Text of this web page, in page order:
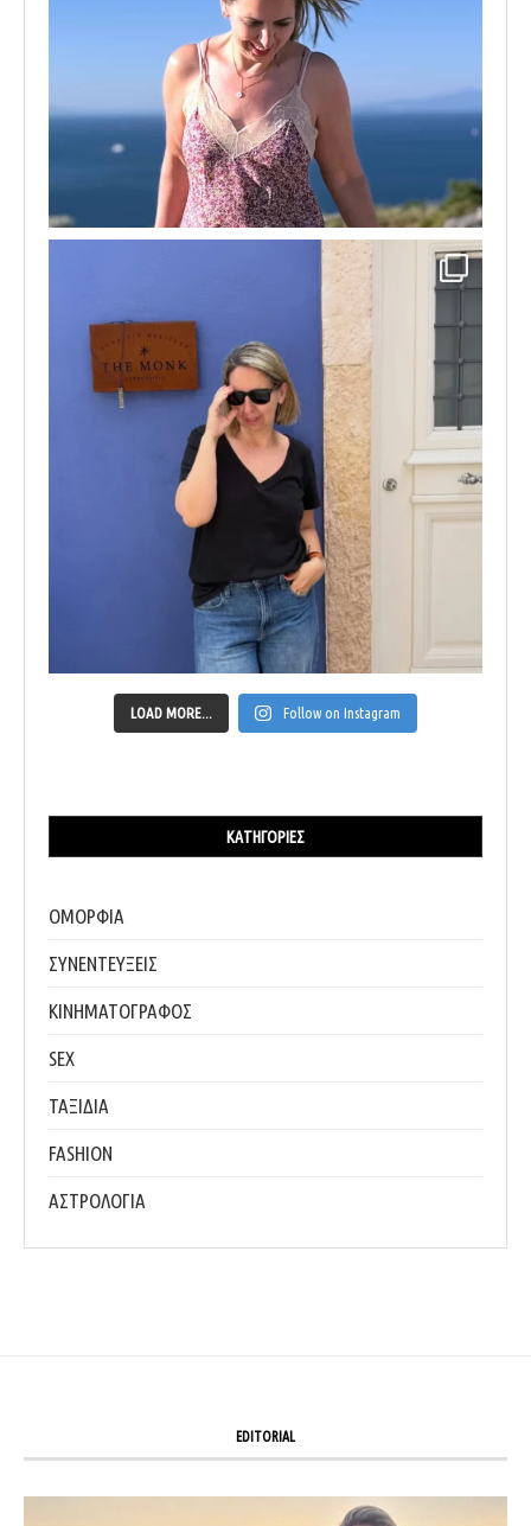
LOAD MORE... Follow on Instagram
ΚΑΤΗΓΟΡΊΕΣ
ΟΜΟΡΦΙΑ
ΣΥΝΕΝΤΕΥΞΕΙΣ
ΚΙΝΗΜΑΤΟΓΡΑΦΟΣ
SEX
ΤΑΞΙΔΙΑ
FASHION
ΑΣΤΡΟΛΟΓΙΑ
EDITORIAL